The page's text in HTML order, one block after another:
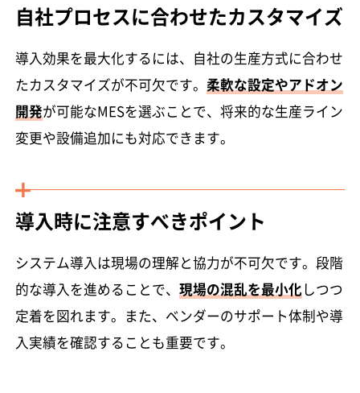
自社プロセスに合わせたカスタマイズ
導入効果を最大化するには、自社の生産方式に合わせ
たカスタマイズが不可欠です。 柔軟な設定やアドオン
開発が可能なMESを選ぶことで、将来的な生産ライン
変更や設備追加にも対応できます。
導入時に注意すべきポイント
システム導入は現場の理解と協力が不可欠です。段階
的な導入を進めることで、現場の混乱を最小化しつつ
定着を図れます。また、ベンダーのサポート体制や導
入実績を確認することも重要です。